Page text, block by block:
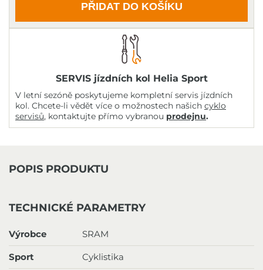
PŘIDAT DO KOŠÍKU
SERVIS jízdních kol Helia Sport
V letní sezóně poskytujeme kompletní servis jízdních
kol. Chcete-li vědět více o možnostech našich cyklo
servisů, kontaktujte přímo vybranou prodejnu.
POPIS PRODUKTU
TECHNICKÉ PARAMETRY
Výrobce SRAM
Sport Cyklistika